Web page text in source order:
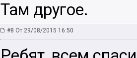
Там другое.
#8 От 29/08/2015 16:50